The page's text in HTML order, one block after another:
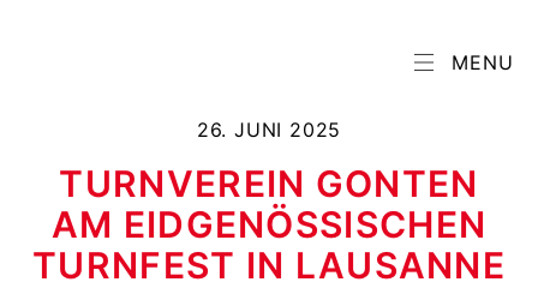
MENU
26. JUNI 2025
TURNVEREIN GONTEN
AM EIDGENÖSSISCHEN
TURNFEST IN LAUSANNE